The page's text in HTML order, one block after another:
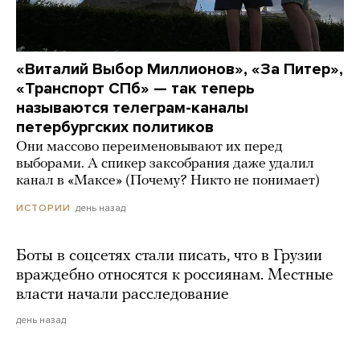
«Виталий Выбор Миллионов», «За Питер»,
«Транспорт СПб» — так теперь
называются телеграм-каналы
петербургских политиков
Они массово переименовывают их перед
выборами. А спикер заксобрания даже удалил
канал в «Максе» (Почему? Никто не понимает)
ИСТОРИИ день назад
Боты в соцсетях стали писать, что в Грузии
враждебно относятся к россиянам. Местные
власти начали расследование
день назад